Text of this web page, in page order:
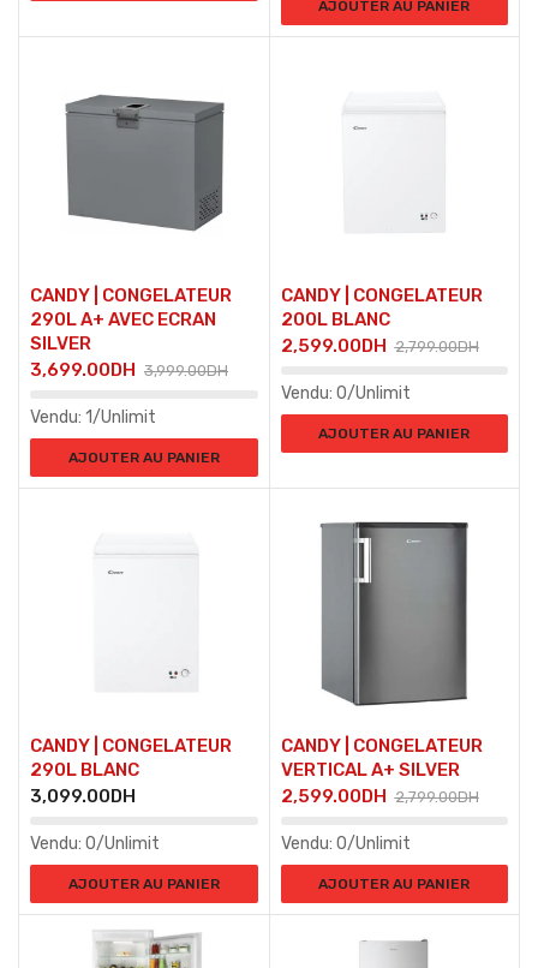
AJOUTER AU PANIER
CANDY | CONGELATEUR
290L A+ AVEC ECRAN
SILVER
3,999.00DH
3,699.00DH
Vendu: 1/Unlimit
AJOUTER AU PANIER
CANDY | CONGELATEUR
200L BLANC
2,799.00DH
2,599.00DH
Vendu: 0/Unlimit
AJOUTER AU PANIER
CANDY | CONGELATEUR
290L BLANC
3,099.00DH
Vendu: 0/Unlimit
AJOUTER AU PANIER
CANDY | CONGELATEUR
VERTICAL A+ SILVER
2,799.00DH
2,599.00DH
Vendu: 0/Unlimit
AJOUTER AU PANIER